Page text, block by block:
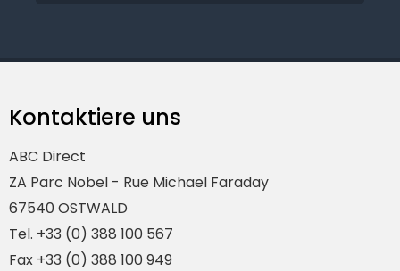
Kontaktiere uns
ABC Direct
ZA Parc Nobel - Rue Michael Faraday
67540 OSTWALD
Tel. +33 (0) 388 100 567
Fax +33 (0) 388 100 949